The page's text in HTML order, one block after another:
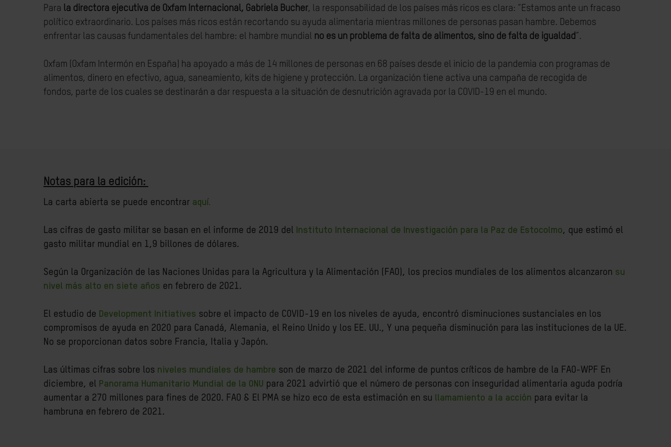
Para la directora ejecutiva de Oxfam Internacional, Gabriela Bucher, la responsabilidad de los países más ricos es clara: “Estamos ante un fracaso
político extraordinario. Los países más ricos están recortando su ayuda alimentaria mientras millones de personas pasan hambre. Debemos
enfrentar las causas fundamentales del hambre: el hambre mundial no es un problema de falta de alimentos, sino de falta de igualdad”.
Oxfam (Oxfam Intermón en España) ha apoyado a más de 14 millones de personas en 68 países desde el inicio de la pandemia con programas de
alimentos, dinero en efectivo, agua, saneamiento, kits de higiene y protección. La organización tiene activa una campaña de recogida de
fondos, parte de los cuales se destinarán a dar respuesta a la situación de desnutrición agravada por la COVID-19 en el mundo.
Notas para la edición:
La carta abierta se puede encontrar aquí.
Las cifras de gasto militar se basan en el informe de 2019 del Instituto Internacional de Investigación para la Paz de Estocolmo, que estimó el
gasto militar mundial en 1,9 billones de dólares.
Según la Organización de las Naciones Unidas para la Agricultura y la Alimentación (FAO), los precios mundiales de los alimentos alcanzaron su
nivel más alto en siete años en febrero de 2021.
El estudio de Development Initiatives sobre el impacto de COVID-19 en los niveles de ayuda, encontró disminuciones sustanciales en los
compromisos de ayuda en 2020 para Canadá, Alemania, el Reino Unido y los EE. UU., Y una pequeña disminución para las instituciones de la UE.
No se proporcionan datos sobre Francia, Italia y Japón.
Las últimas cifras sobre los niveles mundiales de hambre son de marzo de 2021 del informe de puntos críticos de hambre de la FAO-WPF En
diciembre, el Panorama Humanitario Mundial de la ONU para 2021 advirtió que el número de personas con inseguridad alimentaria aguda podría
aumentar a 270 millones para fines de 2020. FAO & El PMA se hizo eco de esta estimación en su llamamiento a la acción para evitar la
hambruna en febrero de 2021.